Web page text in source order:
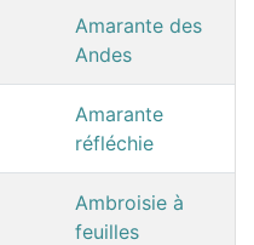
Amarante des
Andes
Amarante
réfléchie
Ambroisie à
feuilles